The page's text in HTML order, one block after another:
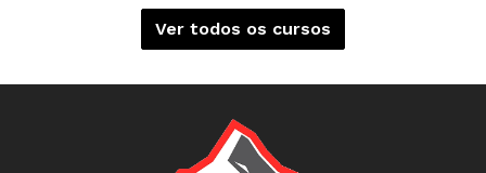
Ver todos os cursos